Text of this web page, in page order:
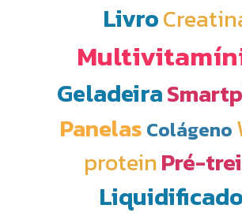
Livro
Geladeira
Panelas Colágeno
proteinPré-